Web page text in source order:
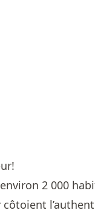
2 000